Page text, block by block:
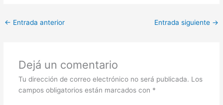
at
s
p
p
c
e
o
o
k
← Entrada anterior Entrada siguiente →
Dejá un comentario
Tu dirección de correo electrónico no será publicada. Los
campos obligatorios están marcados con *